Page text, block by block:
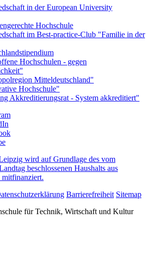
wird auf Grundlage des vom
beschlossenen Haushalts aus
mitfinanziert.
Barrierefreiheit Sitemap
für Technik, Wirtschaft und Kultur